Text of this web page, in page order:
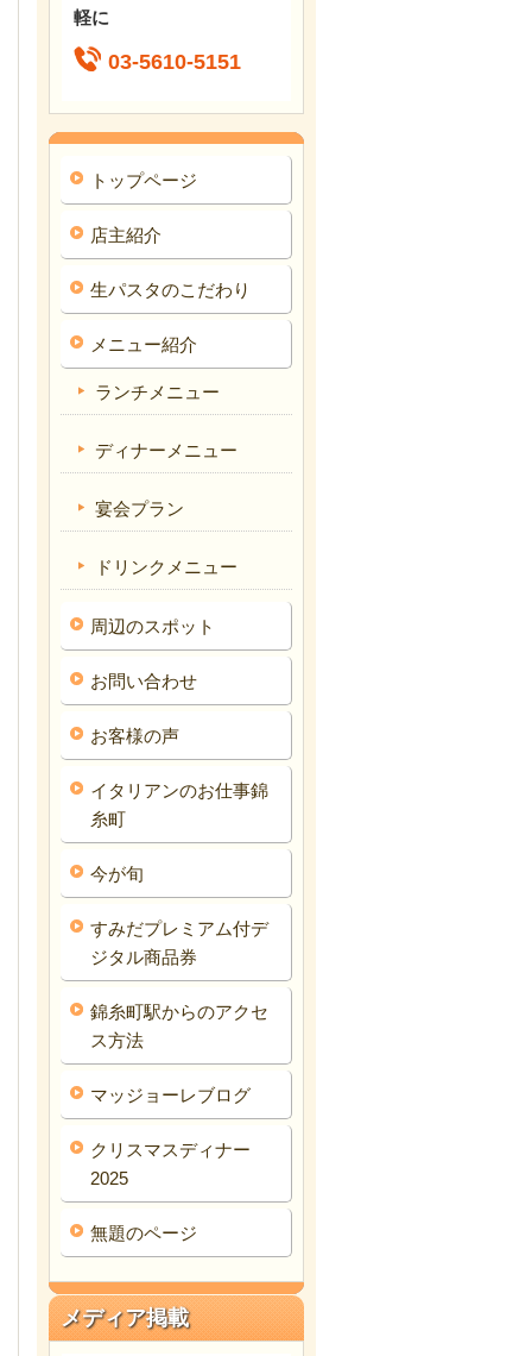
軽に
03-5610-5151
トップページ
店主紹介
生パスタのこだわり
メニュー紹介
ランチメニュー
ディナーメニュー
宴会プラン
ドリンクメニュー
周辺のスポット
お問い合わせ
お客様の声
イタリアンのお仕事錦
糸町
今が旬
すみだプレミアム付デ
ジタル商品券
錦糸町駅からのアクセ
ス方法
マッジョーレブログ
クリスマスディナー
2025
無題のページ
メディア掲載